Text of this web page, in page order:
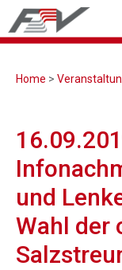
Home >
und
Wahl der